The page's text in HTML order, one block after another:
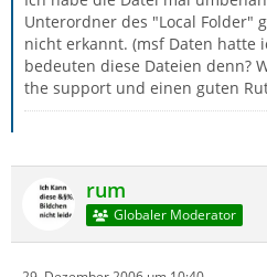
Unterordner des "Local Folder"
nicht erkannt. (msf Daten hatte
bedeuten diese Dateien denn?
the support und einen guten
rum
Globaler Moderator